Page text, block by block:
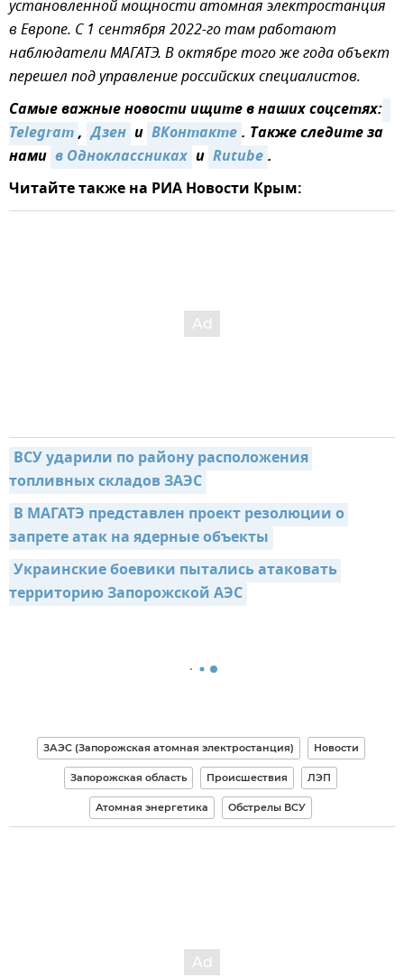
установленной мощности атомная электростанция
в Европе. С 1 сентября 2022-го там работают
наблюдатели МАГАТЭ. В октябре того же года объект
перешел под управление российских специалистов.
Самые важные новости ищите в наших соцсетях:
Telegram, Дзен и ВКонтакте. Также следите за
нами в Одноклассниках и Rutube.
Читайте также на РИА Новости Крым:
ВСУ ударили по району расположения
топливных складов ЗАЭС
В МАГАТЭ представлен проект резолюции о
запрете атак на ядерные объекты
Украинские боевики пытались атаковать
территорию Запорожской АЭС
ЗАЭС (Запорожская атомная электростанция) Новости
Запорожская область Происшествия ЛЭП
Атомная энергетика Обстрелы ВСУ